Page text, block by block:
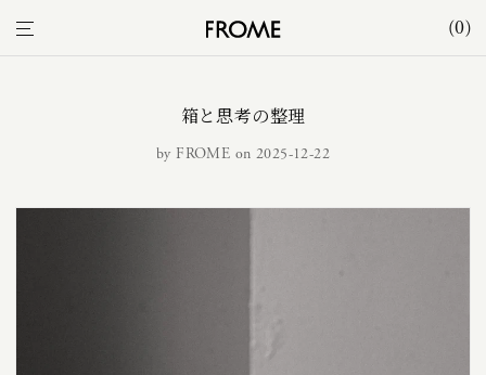
0
箱と思考の整理
by FROME on 2025-12-22